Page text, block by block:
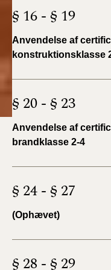
§ 16 - § 19
Anvendelse af
konstruktionsklasse
§ 20 - § 23
Anvendelse af
brandklasse 2-4
§ 24 - § 27
(Ophævet)
§ 28 - § 29